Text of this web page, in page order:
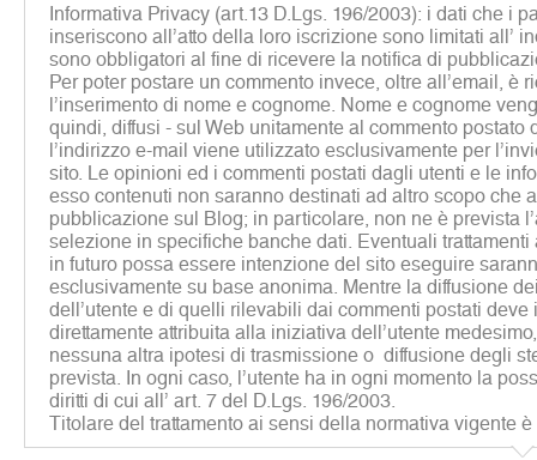
Informativa Privacy (art.13 D.Lgs. 196/2003): i dati che i
inseriscono all’atto della loro iscrizione sono limitati all’
sono obbligatori al fine di ricevere la notifica di
Per poter postare un commento invece, oltre all’email, è
l’inserimento di nome e cognome. Nome e cognome
quindi, diffusi - sul Web unitamente al commento postato
l’indirizzo e-mail viene utilizzato esclusivamente per
sito. Le opinioni ed i commenti postati dagli utenti e le
esso contenuti non saranno destinati ad altro scopo che
pubblicazione sul Blog; in particolare, non ne è prevista
selezione in specifiche banche dati. Eventuali trattamenti
in futuro possa essere intenzione del sito eseguire
esclusivamente su base anonima. Mentre la diffusione
dell’utente e di quelli rilevabili dai commenti postati deve
direttamente attribuita alla iniziativa dell’utente
nessuna altra ipotesi di trasmissione o diffusione degli
prevista. In ogni caso, l’utente ha in ogni momento la
diritti di cui all’ art. 7 del D.Lgs. 196/2003.
Titolare del trattamento ai sensi della normativa vigente